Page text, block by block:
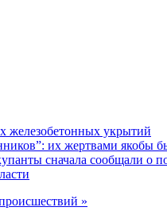
железобетонных укрытий
их жертвами якобы
сначала сообщали о
»